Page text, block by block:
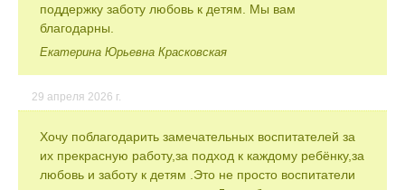
поддержку заботу любовь к детям. Мы вам
благодарны.
Екатерина Юрьевна Красковская
29 апреля 2026 г.
Хочу поблагодарить замечательных воспитателей за
их прекрасную работу,за подход к каждому ребёнку,за
любовь и заботу к детям .Это не просто воспитатели